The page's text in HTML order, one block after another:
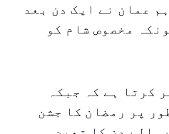
عمان نے ایک دن بعد
مخصوص شام کو
کرتا ہے کہ جبکہ
پر رمضان کا جشن